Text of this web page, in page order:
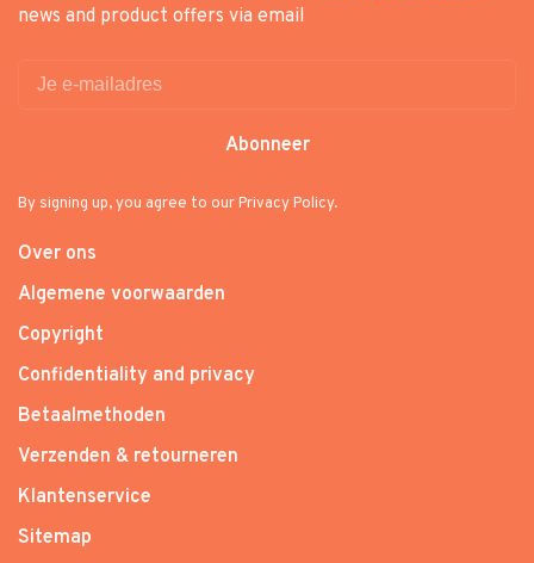
news and product offers via email
Abonneer
By signing up, you agree to our Privacy Policy.
Over ons
Algemene voorwaarden
Copyright
Confidentiality and privacy
Betaalmethoden
Verzenden & retourneren
Klantenservice
Sitemap